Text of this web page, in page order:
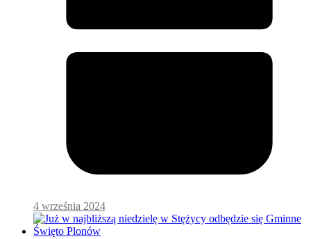
4 września 2024